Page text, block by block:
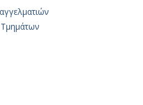
Τμημάτων